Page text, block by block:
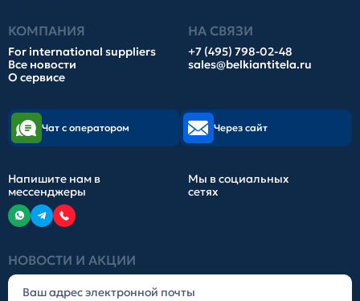
КОМПАНИЯ
For international suppliers
Все новости
О сервисе
НА СВЯЗИ
+7 (495) 798-02-48
sales@belkiantitela.ru
НОВОСТИ И АКЦИИ
Чат с оператором Через сайт
Напишите нам в
мессенджеры
Мы в социальных
сетях